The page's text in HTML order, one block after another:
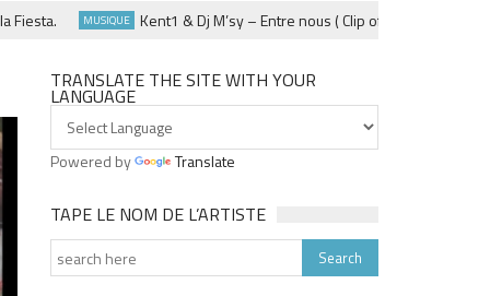
MUSIQUE Kent1 & Dj M’sy – Entre nous ( Clip officiel ) – Fevrier 2025
TRANSLATE THE SITE WITH YOUR
LANGUAGE
Powered by Translate
TAPE LE NOM DE L’ARTISTE